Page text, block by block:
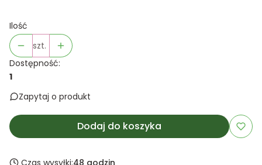
Ilość
szt.
Dostępność:
1
Zapytaj o produkt
Dodaj do koszyka
Czas wysyłki:48 godzin